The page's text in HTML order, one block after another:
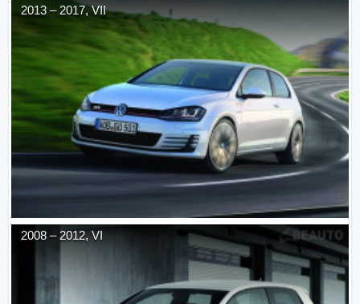
2013 – 2017,VII
2008 – 2012,VI